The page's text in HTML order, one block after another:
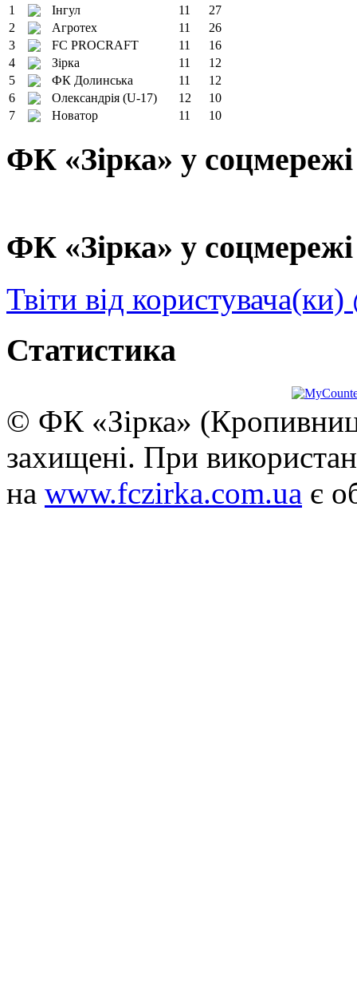
1
Інгул 11
27
2
Агротех 11
26
3
FC PROCRAFT 11
16
4
Зірка 11
12
5
ФК Долинська 11
12
6
Олександрія (U-17) 12
10
7
Новатор 11 10
ФК «Зірка» у
ФК «Зірка» у
Твіти від
Статистика
© ФК «Зірка»
захищені. При
на www.fczirka.com.ua є